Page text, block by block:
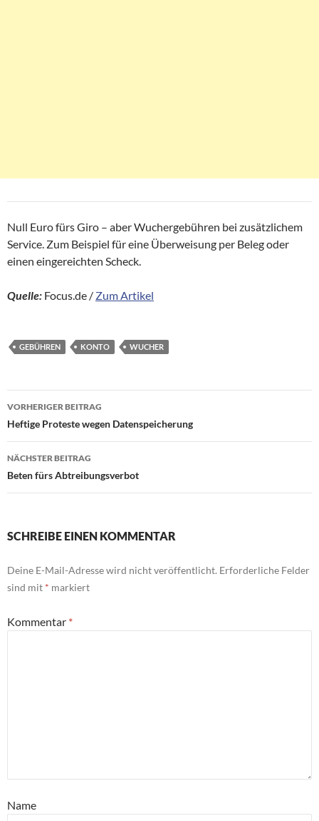
Null Euro fürs Giro – aber Wuchergebühren bei zusätzlichem
Service. Zum Beispiel für eine Überweisung per Beleg oder
einen eingereichten Scheck.
Quelle: Focus.de / Zum Artikel
GEBÜHREN KONTO WUCHER
Beitragsnavigation
VORHERIGER BEITRAG
Heftige Proteste wegen Datenspeicherung
NÄCHSTER BEITRAG
Beten fürs Abtreibungsverbot
SCHREIBE EINEN KOMMENTAR
Deine E-Mail-Adresse wird nicht veröffentlicht. Erforderliche Felder
sind mit * markiert
Kommentar *
Name